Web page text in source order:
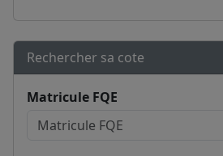
Rechercher sa cote
Matricule FQE